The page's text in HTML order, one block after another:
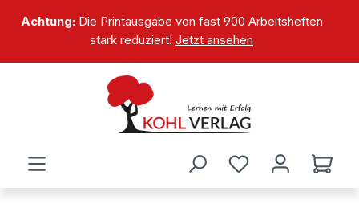
springen
Achtung:Die Printausgabe von fast 900 Arbeitsheften
stark reduziert! Jetzt ansehen